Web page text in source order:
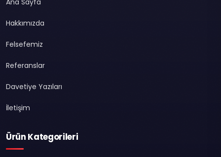
Hakkımızda
Felsefemiz
Referanslar
Davetiye Yazıları
İletişim
Ürün Kategorileri